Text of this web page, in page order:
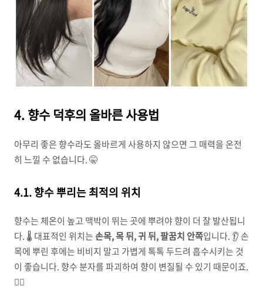
4. 향수 덕후의 올바른 사용법
아무리 좋은 향수라도 올바르게 사용하지 않으면 그 매력을 온전
히 느낄 수 없습니다. 🤫
4.1. 향수 뿌리는 최적의 위치
향수는 체온이 높고 맥박이 뛰는 곳에 뿌려야 향이 더 잘 발산됩니
다. 🌡️ 대표적인 위치는손목, 목 뒤, 귀 뒤, 팔꿈치 안쪽입니다. 👂 손
목에 뿌린 후에는 비비지 말고 가볍게 톡톡 두드려 흡수시키는 것
이 좋습니다. 향수 분자를 파괴하여 향이 변질될 수 있기 때문이죠.
🙅‍♀️